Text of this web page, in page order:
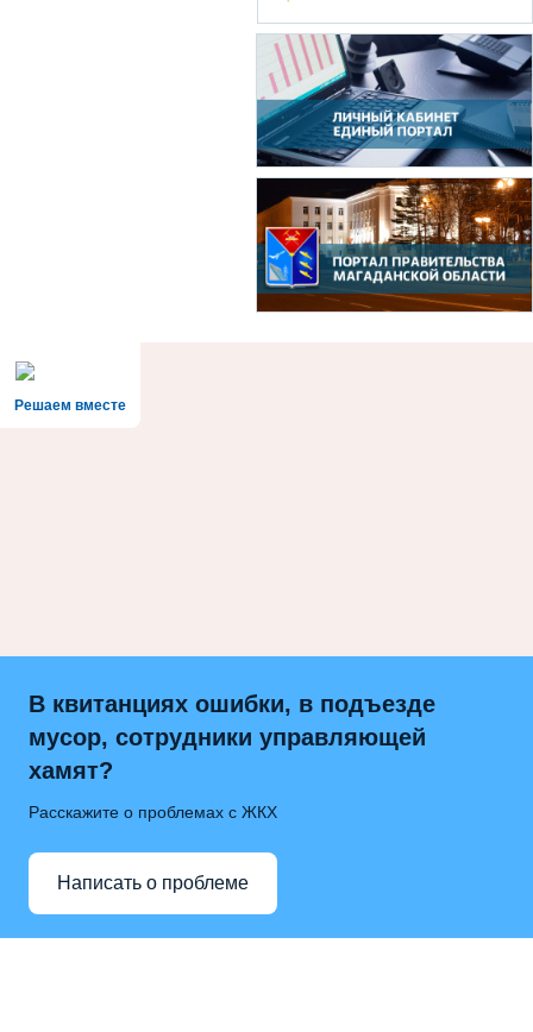
Решаем вместе
В квитанциях ошибки, в подъезде
мусор, сотрудники управляющей
хамят?
Расскажите о проблемах с ЖКХ
Написать о проблеме